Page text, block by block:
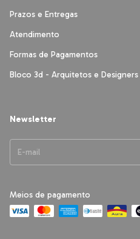
Prazos e Entregas
Atendimento
Formas de Pagamentos
Bloco 3d - Arquitetos e Designers
Newsletter
Meios de pagamento